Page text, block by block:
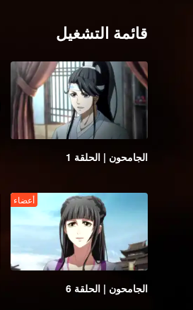
قائمة التشغيل
الجامحون | الحلقة 1
أعضاء
الجامحون | الحلقة 6